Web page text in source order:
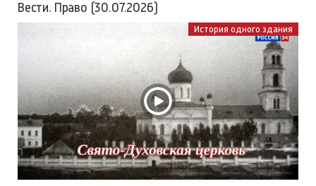
Вести. Право (30.07.2026)
История одного здания